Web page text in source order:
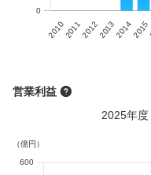
営業利益
2025年度